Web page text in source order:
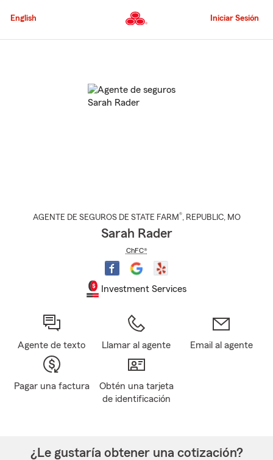
al
principal
English Iniciar Sesión
AGENTE DE SEGUROS DE STATE FARM®, REPUBLIC, MO
Sarah Rader
ChFC®
Investment Services
Agente de texto Llamar al agente Email al agente
Pagar una factura
Obtén una tarjeta
de identificación
¿Le gustaría obtener una cotización?